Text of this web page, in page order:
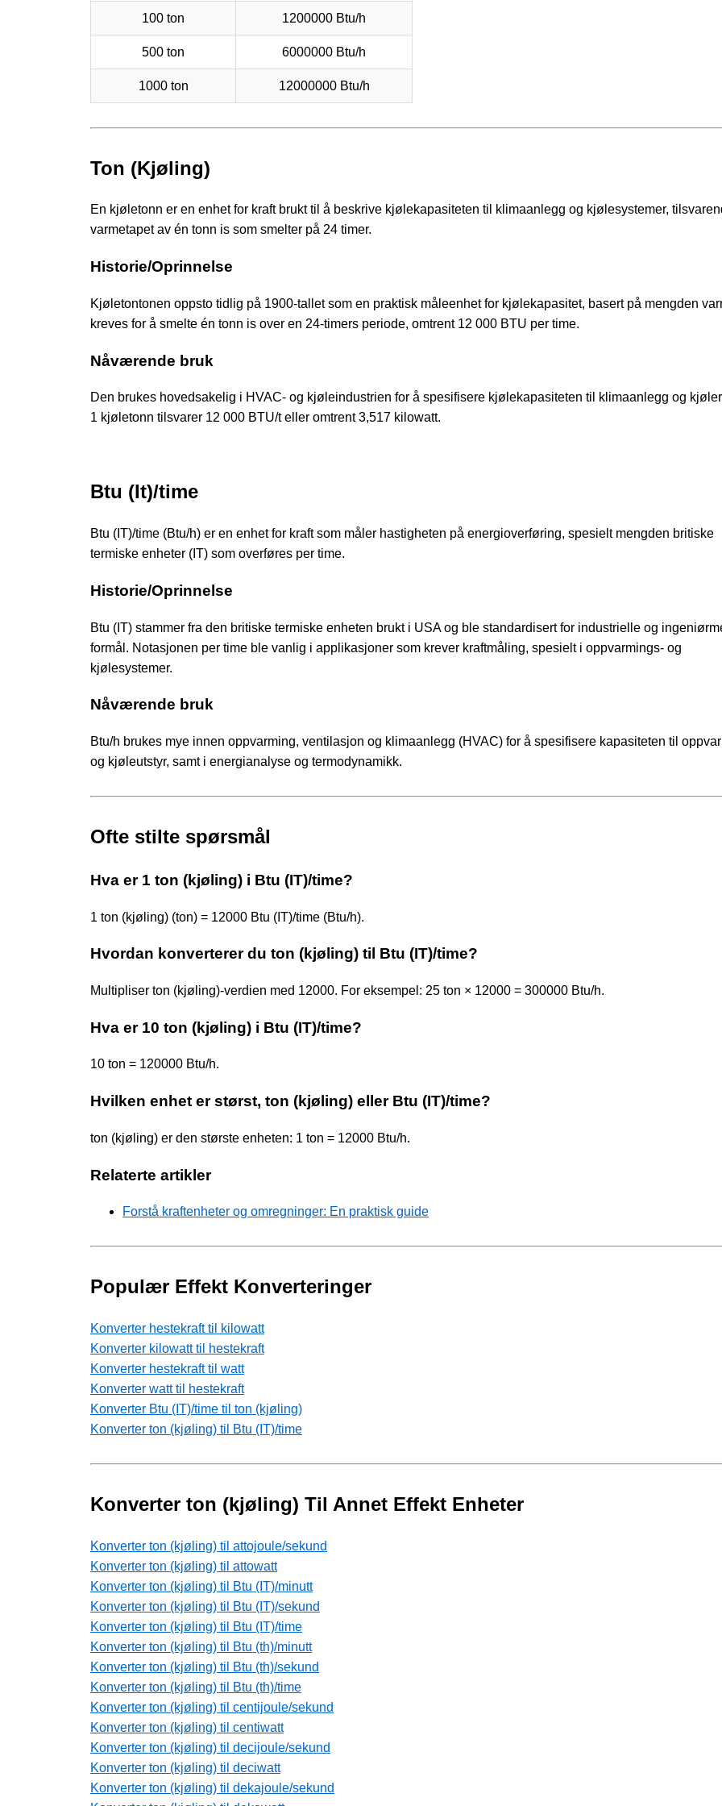
100 ton 1200000 Btu/h
500 ton 6000000 Btu/h
1000 ton 12000000 Btu/h
Ton (Kjøling)
En kjøletonn er en enhet for kraft brukt til å beskrive kjølekapasiteten til klimaanlegg og kjølesystemer,
varmetapet av én tonn is som smelter på 24 timer.
Historie/Oprinnelse
Kjøletontonen oppsto tidlig på 1900-tallet som en praktisk måleenhet for kjølekapasitet, basert på mengden
kreves for å smelte én tonn is over en 24-timers periode, omtrent 12 000 BTU per time.
Nåværende bruk
Den brukes hovedsakelig i HVAC- og kjøleindustrien for å spesifisere kjølekapasiteten til klimaanlegg og
1 kjøletonn tilsvarer 12 000 BTU/t eller omtrent 3,517 kilowatt.
Btu (It)/time
Btu (IT)/time (Btu/h) er en enhet for kraft som måler hastigheten på energioverføring, spesielt mengden britiske
termiske enheter (IT) som overføres per time.
Historie/Oprinnelse
Btu (IT) stammer fra den britiske termiske enheten brukt i USA og ble standardisert for industrielle og
formål. Notasjonen per time ble vanlig i applikasjoner som krever kraftmåling, spesielt i oppvarmings- og
kjølesystemer.
Nåværende bruk
Btu/h brukes mye innen oppvarming, ventilasjon og klimaanlegg (HVAC) for å spesifisere kapasiteten til
og kjøleutstyr, samt i energianalyse og termodynamikk.
Ofte stilte spørsmål
Hva er 1 ton (kjøling) i Btu (IT)/time?
1 ton (kjøling) (ton) = 12000 Btu (IT)/time (Btu/h).
Hvordan konverterer du ton (kjøling) til Btu (IT)/time?
Multipliser ton (kjøling)-verdien med 12000. For eksempel: 25 ton × 12000 = 300000 Btu/h.
Hva er 10 ton (kjøling) i Btu (IT)/time?
10 ton = 120000 Btu/h.
Hvilken enhet er størst, ton (kjøling) eller Btu (IT)/time?
ton (kjøling) er den største enheten: 1 ton = 12000 Btu/h.
Relaterte artikler
Forstå kraftenheter og omregninger: En praktisk guide
Populær Effekt Konverteringer
Konverter hestekraft til kilowatt
Konverter kilowatt til hestekraft
Konverter hestekraft til watt
Konverter watt til hestekraft
Konverter Btu (IT)/time til ton (kjøling)
Konverter ton (kjøling) til Btu (IT)/time
Konverter ton (kjøling) Til Annet Effekt Enheter
Konverter ton (kjøling) til attojoule/sekund
Konverter ton (kjøling) til attowatt
Konverter ton (kjøling) til Btu (IT)/minutt
Konverter ton (kjøling) til Btu (IT)/sekund
Konverter ton (kjøling) til Btu (IT)/time
Konverter ton (kjøling) til Btu (th)/minutt
Konverter ton (kjøling) til Btu (th)/sekund
Konverter ton (kjøling) til Btu (th)/time
Konverter ton (kjøling) til centijoule/sekund
Konverter ton (kjøling) til centiwatt
Konverter ton (kjøling) til decijoule/sekund
Konverter ton (kjøling) til deciwatt
Konverter ton (kjøling) til dekajoule/sekund